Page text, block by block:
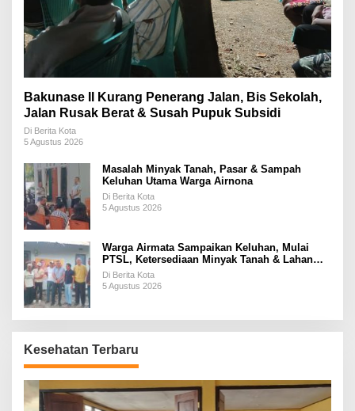
Bakunase II Kurang Penerang Jalan, Bis Sekolah,
Jalan Rusak Berat & Susah Pupuk Subsidi
Di Berita Kota
5 Agustus 2026
Masalah Minyak Tanah, Pasar & Sampah
Keluhan Utama Warga Airnona
Di Berita Kota
5 Agustus 2026
Warga Airmata Sampaikan Keluhan, Mulai
PTSL, Ketersediaan Minyak Tanah & Lahan
Pemakaman
Di Berita Kota
5 Agustus 2026
Kesehatan Terbaru